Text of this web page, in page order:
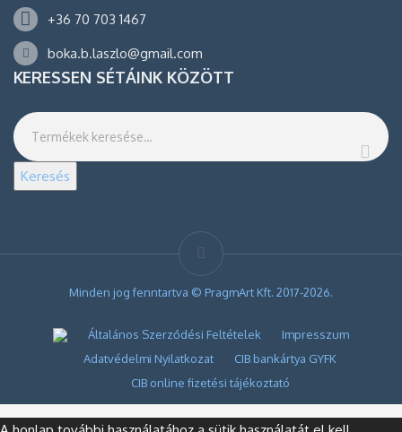
+36 70 703 1467
boka.b.laszlo@gmail.com
KERESSEN SÉTÁINK KÖZÖTT
Keresés
Minden jog fenntartva © PragmArt Kft. 2017-2026.
Általános Szerződési Feltételek
Impresszum
Adatvédelmi Nyilatkozat
CIB bankártya GYFK
CIB online fizetési tájékoztató